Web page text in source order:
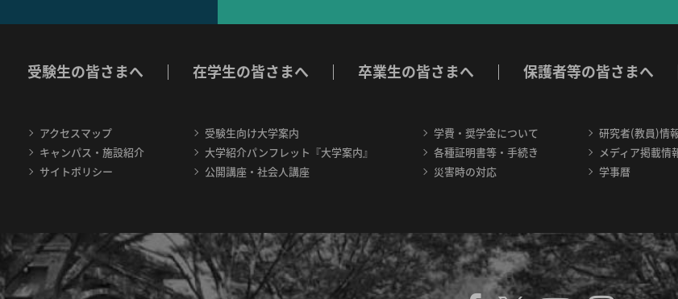
受験生の皆さまへ 在学生の皆さまへ 卒業生の皆さまへ 保護者等の皆さまへ
アクセスマップ
キャンパス・施設紹介
サイトポリシー
受験生向け大学案内
大学紹介パンフレット『大学案内』
公開講座・社会人講座
学費・奨学金について
各種証明書等・手続き
災害時の対応
研究者(教員)情
メディア掲載情
学事暦